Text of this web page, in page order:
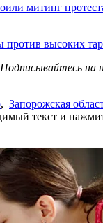
митинг
против высоких
на
, Запорожская
текст и